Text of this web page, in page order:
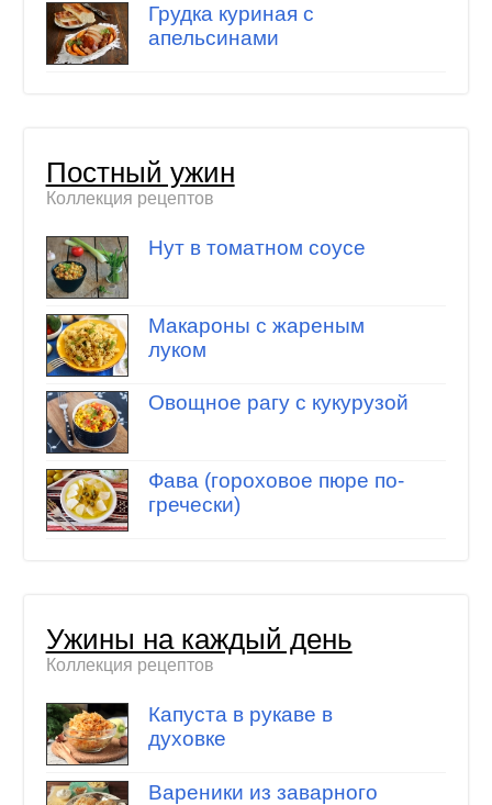
Грудка куриная с
апельсинами
Постный ужин
Коллекция рецептов
Нут в томатном соусе
Макароны с жареным
луком
Овощное рагу с кукурузой
Фава (гороховое пюре по-
гречески)
Ужины на каждый день
Коллекция рецептов
Капуста в рукаве в
духовке
Вареники из заварного